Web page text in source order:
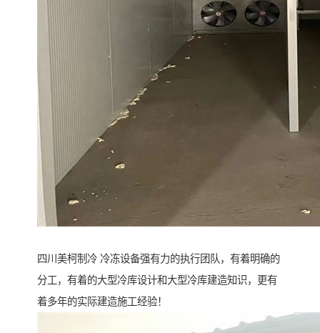
四川美柯制冷 冷冻设备强有力的执行团队，有着明确的
分工，有着的大型冷库设计和大型冷库建造知识，更有
着多年的实际建造施工经验！